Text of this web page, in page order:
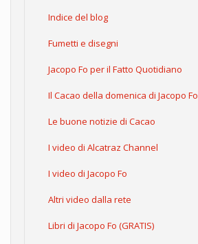
Indice del blog
Fumetti e disegni
Jacopo Fo per il Fatto Quotidiano
Il Cacao della domenica di Jacopo Fo
Le buone notizie di Cacao
I video di Alcatraz Channel
I video di Jacopo Fo
Altri video dalla rete
Libri di Jacopo Fo (GRATIS)